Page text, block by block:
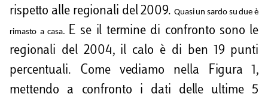
rispetto alle regionali del 2009. Quasi un sardo su due è
rimasto a casa. E se il termine di confronto sono le
regionali del 2004, il calo è di ben 19 punti
percentuali. Come vediamo nella Figura 1,
mettendo a confronto i dati delle ultime 5